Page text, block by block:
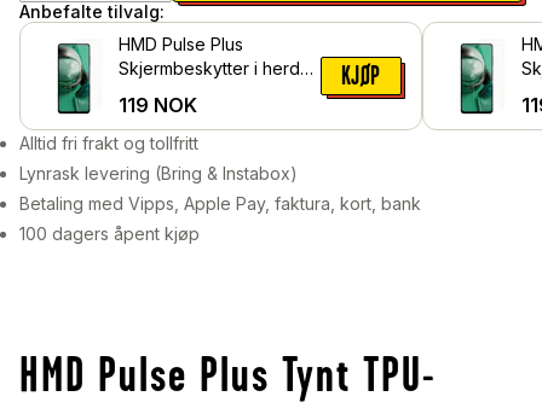
Anbefalte tilvalg:
HMD Pulse Plus
Skjermbeskytter i herdet
119 NOK
KJØP
Alltid fri frakt og tollfritt
Lynrask levering (Bring & Instabox)
Betaling med Vipps, Apple Pay, faktura, kort, bank
100 dagers åpent kjøp
HMD Pulse Plus Tynt TPU-